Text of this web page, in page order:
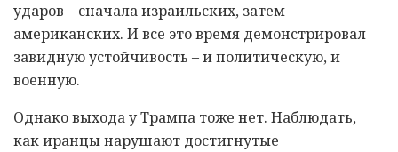
ударов – сначала израильских, затем
американских. И все это время демонстрировал
завидную устойчивость – и политическую, и
военную.
Однако выхода у Трампа тоже нет. Наблюдать,
как иранцы нарушают достигнутые